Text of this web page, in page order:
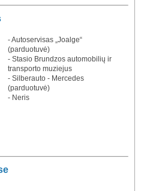
- Autoservisas „Joalge“
(parduotuvė)
- Stasio Brundzos automobilių ir
transporto muziejus
- Silberauto - Mercedes
(parduotuvė)
- Neris